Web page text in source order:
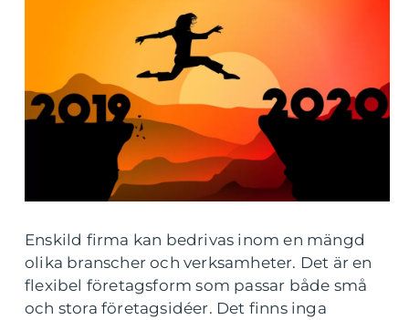
Enskild firma kan bedrivas inom en mängd
olika branscher och verksamheter. Det är en
flexibel företagsform som passar både små
och stora företagsidéer. Det finns inga